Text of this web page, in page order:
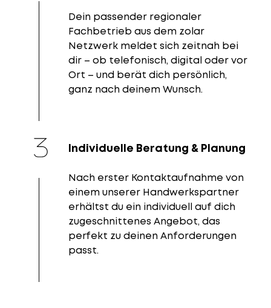
Dein passender regionaler
Fachbetrieb aus dem zolar
Netzwerk meldet sich zeitnah bei
dir – ob telefonisch, digital oder vor
Ort – und berät dich persönlich,
ganz nach deinem Wunsch.
Individuelle Beratung & Planung
Nach erster Kontaktaufnahme von
einem unserer Handwerkspartner
erhältst du ein individuell auf dich
zugeschnittenes Angebot, das
perfekt zu deinen Anforderungen
passt.